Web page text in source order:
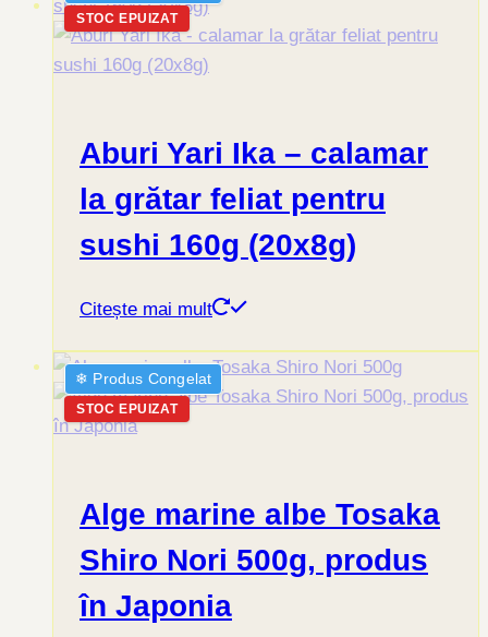
STOC EPUIZAT
Aburi Yari Ika – calamar
la grătar feliat pentru
sushi 160g (20x8g)
Citește mai mult
❄︎ Produs Congelat
STOC EPUIZAT
Alge marine albe Tosaka
Shiro Nori 500g, produs
în Japonia